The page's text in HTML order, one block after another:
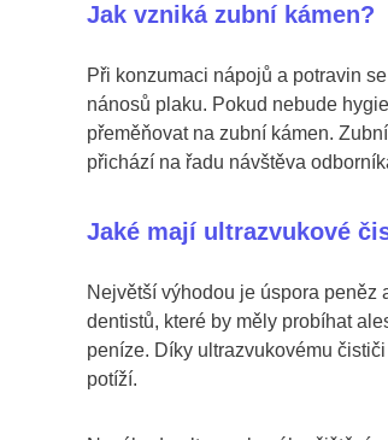
Jak vzniká zubní kámen?
Při konzumaci nápojů a potravin
nánosů plaku. Pokud nebude
přeměňovat na zubní kámen.
přichází na řadu návštěva
Jaké mají ultrazvukové
Největší výhodou je úspora peněz
dentistů, které by měly probíhat
peníze. Díky ultrazvukovému
potíží.